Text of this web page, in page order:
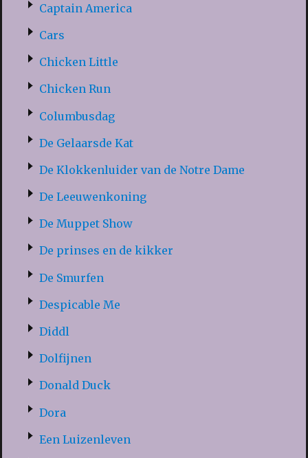
Captain America
Cars
Chicken Little
Chicken Run
Columbusdag
De Gelaarsde Kat
De Klokkenluider van de Notre Dame
De Leeuwenkoning
De Muppet Show
De prinses en de kikker
De Smurfen
Despicable Me
Diddl
Dolfijnen
Donald Duck
Dora
Een Luizenleven